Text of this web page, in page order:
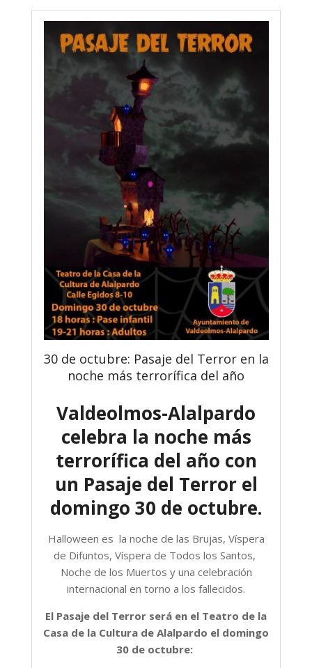
30 de octubre: Pasaje del Terror en la
noche más terrorífica del año
Valdeolmos-Alalpardo
celebra la noche más
terrorífica del año con
un Pasaje del Terror el
domingo 30 de octubre.
Halloween es la noche de las Brujas, Víspera
de Difuntos, Víspera de Todos los Santos, ​​
Noche de los Muertos y una celebración
internacional en torno a los fallecidos.
El Pasaje del Terror será en el Teatro de la
Casa de la Cultura de Alalpardo el domingo
30 de octubre: